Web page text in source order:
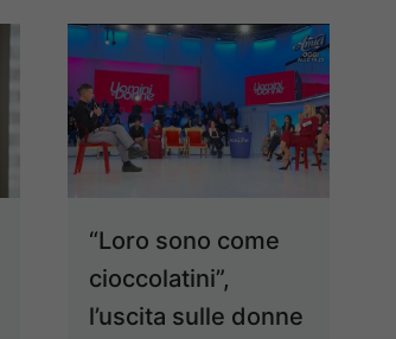
“Loro sono come
cioccolatini”,
l’uscita sulle donne